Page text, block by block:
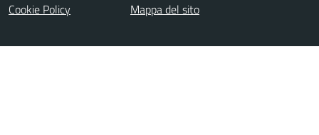
Cookie Policy Mappa del sito